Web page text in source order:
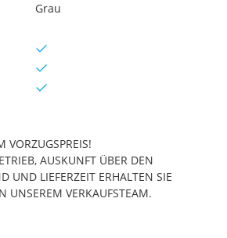
Grau
VORZUGSPREIS!
AUSKUNFT ÜBER DEN
UND LIEFERZEIT ERHALTEN SIE
UNSEREM VERKAUFSTEAM.